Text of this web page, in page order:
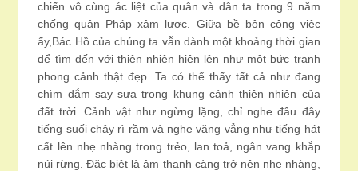
chiến vô cùng ác liệt của quân và dân ta trong 9 năm
chống quân Pháp xâm lược. Giữa bề bộn công việc
ấy,Bác Hồ của chúng ta vẫn dành một khoảng thời gian
để tìm đến với thiên nhiên hiện lên như một bức tranh
phong cảnh thật đẹp. Ta có thể thấy tất cả như đang
chìm đắm say sưa trong khung cảnh thiên nhiên của
đất trời. Cảnh vật như ngừng lặng, chỉ nghe đâu đây
tiếng suối chảy rì rầm và nghe văng vẳng như tiếng hát
cất lên nhẹ nhàng trong trẻo, lan toả, ngân vang khắp
núi rừng. Đặc biệt là âm thanh càng trở nên nhẹ nhàng,